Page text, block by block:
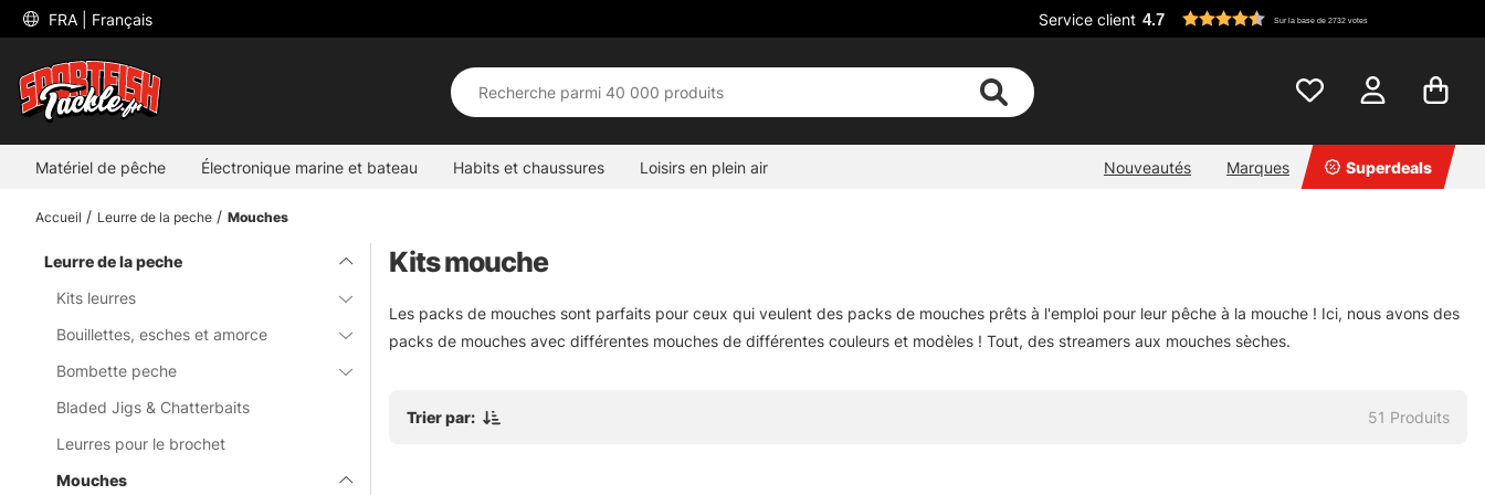
FRA | Français Service client 4.7 Sur la base de 2732 votes
Matériel de pêche Électronique marine et bateau Habits et chaussures Loisirs en plein air Nouveautés Marques Superdeals
Accueil Leurre de la peche Mouches
Leurre de la peche
Kits leurres
Bouillettes, esches et amorce
Bombette peche
Bladed Jigs & Chatterbaits
Leurres pour le brochet
Mouches
Kits mouche
Les packs de mouches sont parfaits pour ceux qui veulent des packs de mouches prêts à l'emploi pour leur pêche à la mouche ! Ici, nous avons des
packs de mouches avec différentes mouches de différentes couleurs et modèles ! Tout, des streamers aux mouches sèches.
Trier par: 51 Produits